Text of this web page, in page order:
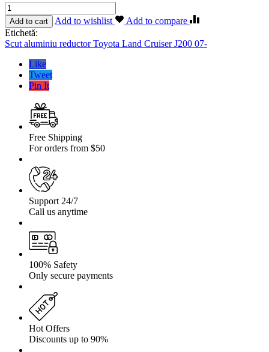
Cantitate
Scut
aluminiu
reductor
Toyota
Cruiser
Add to cart Add to wishlist
Add to compare
Etichetă:
Scut aluminiu reductor Toyota Land Cruiser J200 07-
Like
Tweet
Pin It
Free Shipping
For orders from $50
Support 24/7
Call us anytime
100% Safety
Only secure payments
Hot Offers
Discounts up to 90%